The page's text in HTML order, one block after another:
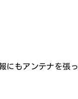
にもアンテナを張っ